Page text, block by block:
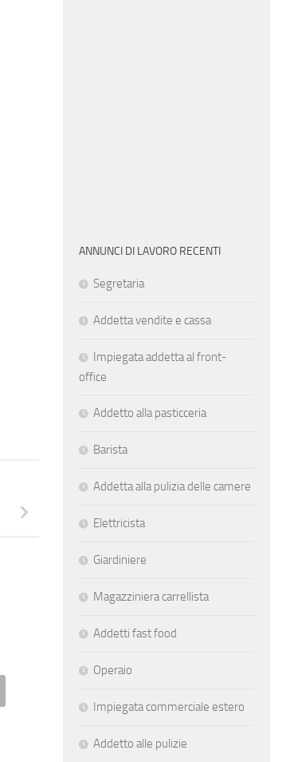
Manifacturing Engineering
ANNUNCI DI LAVORO RECENTI
Segretaria
Addetta vendite e cassa
Impiegata addetta al front-
office
Addetto alla pasticceria
Barista
Addetta alla pulizia delle camere
Elettricista
Giardiniere
Magazziniera carrellista
Addetti fast food
Operaio
Impiegata commerciale estero
Addetto alle pulizie